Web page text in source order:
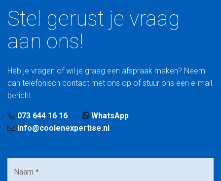
Stel gerust je vraag
aan ons!
Heb je vragen of wil je graag een afspraak maken? Neem
dan telefonisch contact met ons op of stuur ons een e-mail
bericht.
073 644 16 16
WhatsApp
info@coolenexpertise.nl